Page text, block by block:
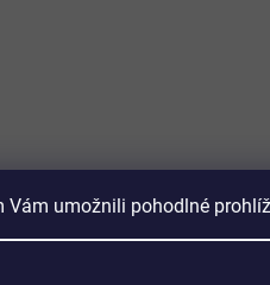
Vám umožnili pohodlné